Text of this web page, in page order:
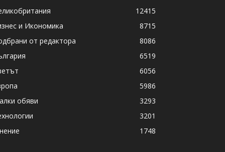
12415
и Икономика
8715
от редактора
8086
6519
6056
5986
обяви
3293
3201
1748